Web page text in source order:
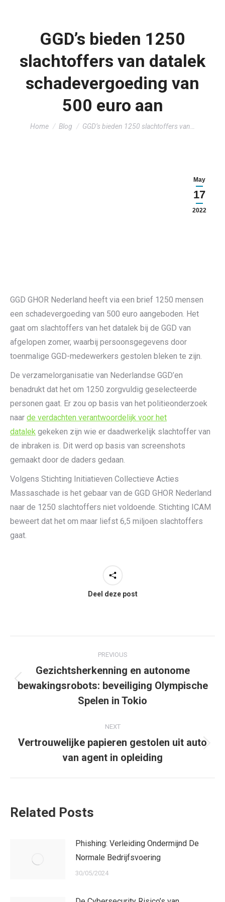
GGD’s bieden 1250
slachtoffers van datalek
schadevergoeding van
500 euro aan
You are here:
Home Blog GGD’s bieden 1250 slachtoffers van…
May
17
2022
GGD GHOR Nederland heeft via een brief 1250 mensen
een schadevergoeding van 500 euro aangeboden. Het
gaat om slachtoffers van het datalek bij de GGD van
afgelopen zomer, waarbij persoonsgegevens door
toenmalige GGD-medewerkers gestolen bleken te zijn.
De verzamelorganisatie van Nederlandse GGD’en
benadrukt dat het om 1250 zorgvuldig geselecteerde
personen gaat. Er zou op basis van het politieonderzoek
naar de verdachten verantwoordelijk voor het
datalek gekeken zijn wie er daadwerkelijk slachtoffer van
de inbraken is. Dit werd op basis van screenshots
gemaakt door de daders gedaan.
Volgens Stichting Initiatieven Collectieve Acties
Massaschade is het gebaar van de GGD GHOR Nederland
naar de 1250 slachtoffers niet voldoende. Stichting ICAM
beweert dat het om maar liefst 6,5 miljoen slachtoffers
gaat.
Deel deze post
navigation
PREVIOUS
Previous
post:
Gezichtsherkenning en autonome
bewakingsrobots: beveiliging Olympische
Spelen in Tokio
NEXT
Next
post:
Vertrouwelijke papieren gestolen uit auto
van agent in opleiding
Related Posts
Phishing: Verleiding Ondermijnd De
Normale Bedrijfsvoering
30/05/2024